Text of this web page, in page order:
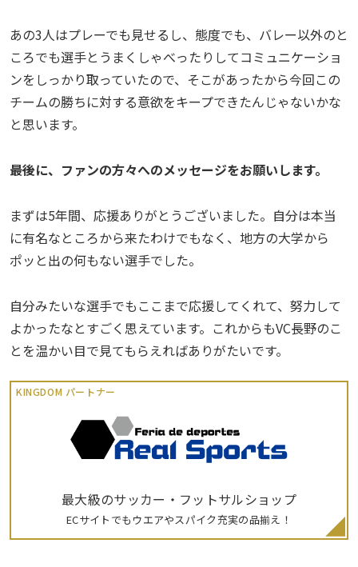
あの3人はプレーでも見せるし、態度でも、バレー以外のと
ころでも選手とうまくしゃべったりしてコミュニケーショ
ンをしっかり取っていたので、そこがあったから今回この
チームの勝ちに対する意欲をキープできたんじゃないかな
と思います。
――最後に、ファンの方々へのメッセージをお願いします。
まずは5年間、応援ありがとうございました。自分は本当
に有名なところから来たわけでもなく、地方の大学から
ポッと出の何もない選手でした。
自分みたいな選手でもここまで応援してくれて、努力して
よかったなとすごく思えています。これからもVC長野のこ
とを温かい目で見てもらえればありがたいです。
KINGDOM パートナー
最大級のサッカー・フットサルショップ
ECサイトでもウエアやスパイク充実の品揃え！